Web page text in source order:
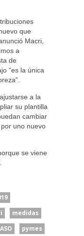
que
Macri,
a
de
“es la única
a la
su plantilla
cambiar
uno nuevo
se viene
medidas
pymes